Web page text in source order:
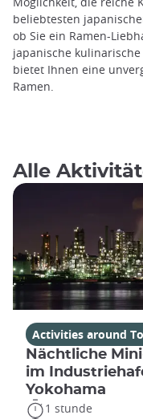
beliebtesten
ob Sie ein Ramen-
japanische
bietet Ihnen eine
Ramen.
Alle
Activities around
Nächtliche
im
Yokohama
1 stunde